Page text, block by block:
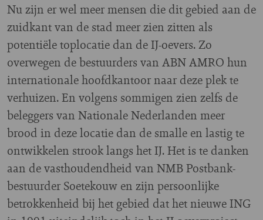
Nu zijn er wel meer mensen die dit gebied aan de
zuidkant van de stad meer zien zitten als
potentiële toplocatie dan de IJ-oevers. Zo
overwegen de bestuurders van ABN AMRO hun
internationale hoofdkantoor naar deze plek te
verhuizen. En volgens sommigen zien zelfs de
beleggers van Nationale Nederlanden meer
brood in deze locatie dan de smalle en lastig te
ontwikkelen strook langs het IJ. Het is te danken
aan de vasthoudendheid van NMB Postbank-
bestuurder Soetekouw en zijn persoonlijke
betrokkenheid bij het gebied dat het nieuwe ING